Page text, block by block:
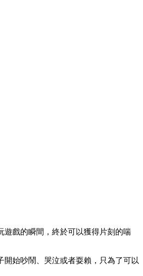
遊戲的瞬間，終於可以獲得片刻的喘
始吵鬧、哭泣或者耍賴，只為了可以